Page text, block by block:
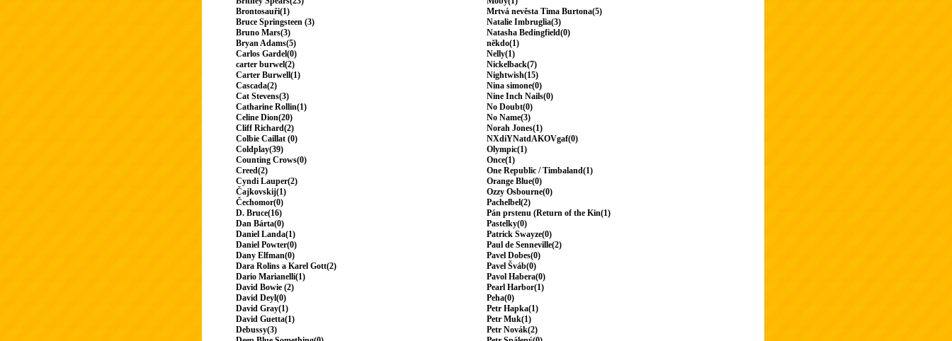
Brontosauři(1)
Bruce Springsteen (3)
Bruno Mars(3)
Bryan Adams(5)
Carlos Gardel(0)
carter burwel(2)
Carter Burwell(1)
Cascada(2)
Cat Stevens(3)
Catharine Rollin(1)
Celine Dion(20)
Cliff Richard(2)
Colbie Caillat (0)
Coldplay(39)
Counting Crows(0)
Creed(2)
Cyndi Lauper(2)
Čajkovskij(1)
Čechomor(0)
D. Bruce(16)
Dan Bárta(0)
Daniel Landa(1)
Daniel Powter(0)
Dany Elfman(0)
Dara Rolins a Karel Gott(2)
Dario Marianelli(1)
David Bowie (2)
David Deyl(0)
David Gray(1)
David Guetta(1)
Debussy(3)
Mrtvá nevěsta Tima Burtona(5)
Natalie Imbruglia(3)
Natasha Bedingfield(0)
někdo(1)
Nelly(1)
Nickelback(7)
Nightwish(15)
Nina simone(0)
Nine Inch Nails(0)
No Doubt(0)
No Name(3)
Norah Jones(1)
NXdiYNatdAKOVgaf(0)
Olympic(1)
Once(1)
One Republic / Timbaland(1)
Orange Blue(0)
Ozzy Osbourne(0)
Pachelbel(2)
Pán prstenu (Return of the Kin(1)
Pastelky(0)
Patrick Swayze(0)
Paul de Senneville(2)
Pavel Dobes(0)
Pavel Šváb(0)
Pavol Habera(0)
Pearl Harbor(1)
Peha(0)
Petr Hapka(1)
Petr Muk(1)
Petr Novák(2)